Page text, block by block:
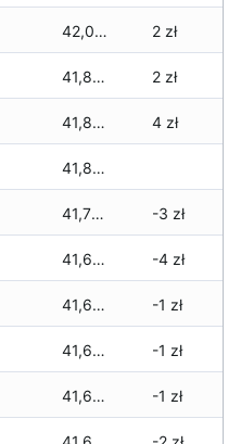
42,090 zł 2 zł
41,890 zł 2 zł
41,890 zł 4 zł
41,890 zł
41,790 zł -3 zł
41,655 zł -4 zł
41,655 zł -1 zł
41,655 zł -1 zł
41,655 zł -1 zł